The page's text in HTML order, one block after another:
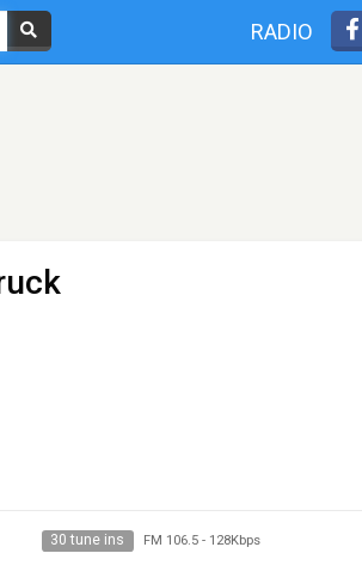
RADIO
30 tune ins FM 106.5- 128Kbps